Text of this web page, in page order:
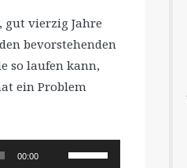
gut vierzig Jahre
bevorstehenden
so laufen kann,
ein Problem
00:00
Pfeiltasten